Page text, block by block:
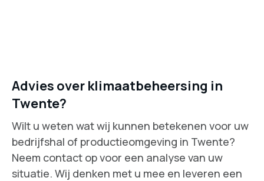
Advies over klimaatbeheersing in
Twente?
Wilt u weten wat wij kunnen betekenen voor uw
bedrijfshal of productieomgeving in Twente?
Neem contact op voor een analyse van uw
situatie. Wij denken met u mee en leveren een